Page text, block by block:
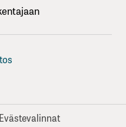
Evästevalinnat